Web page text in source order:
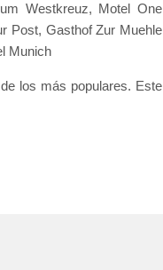
Westkreuz, Motel One
Post, Gasthof Zur Muehle
Munich
los más populares. Este